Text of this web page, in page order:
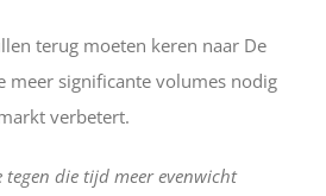
terug moeten keren naar De
meer significante volumes nodig
verbetert.
tegen die tijd meer evenwicht